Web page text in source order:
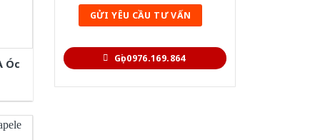
Óc Gọi 0976.169.864